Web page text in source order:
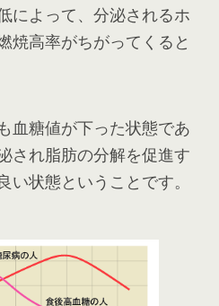
によって、分泌されるホ
焼高率がちがってくると
血糖値が下った状態であ
され脂肪の分解を促進す
状態ということです。